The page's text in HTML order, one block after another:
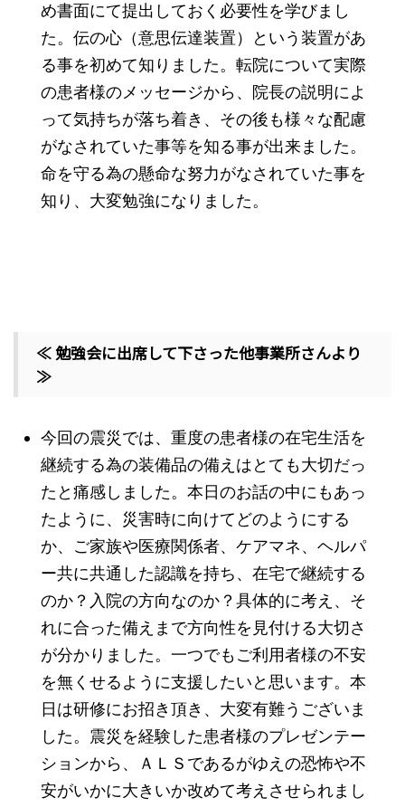
め書面にて提出しておく必要性を学びまし
た。伝の心（意思伝達装置）という装置があ
る事を初めて知りました。転院について実際
の患者様のメッセージから、院長の説明によ
って気持ちが落ち着き、その後も様々な配慮
がなされていた事等を知る事が出来ました。
命を守る為の懸命な努力がなされていた事を
知り、大変勉強になりました。
≪ 勉強会に出席して下さった他事業所さんより
≫
今回の震災では、重度の患者様の在宅生活を
継続する為の装備品の備えはとても大切だっ
たと痛感しました。本日のお話の中にもあっ
たように、災害時に向けてどのようにする
か、ご家族や医療関係者、ケアマネ、ヘルパ
ー共に共通した認識を持ち、在宅で継続する
のか？入院の方向なのか？具体的に考え、そ
れに合った備えまで方向性を見付ける大切さ
が分かりました。一つでもご利用者様の不安
を無くせるように支援したいと思います。本
日は研修にお招き頂き、大変有難うございま
した。震災を経験した患者様のプレゼンテー
ションから、ＡＬＳであるがゆえの恐怖や不
安がいかに大きいか改めて考えさせられまし